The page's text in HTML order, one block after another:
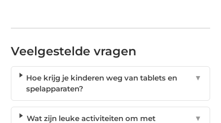
Veelgestelde vragen
Hoe krijg je kinderen weg van tablets en
spelapparaten?
▼
Wat zijn leuke activiteiten om met ▼